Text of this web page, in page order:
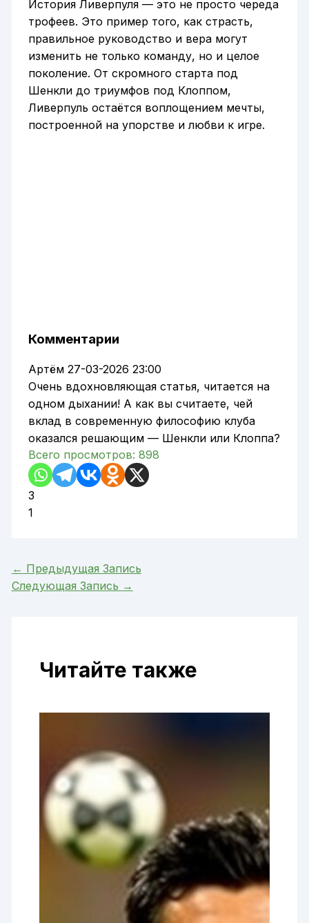
История Ливерпуля — это не просто череда
трофеев. Это пример того, как страсть,
правильное руководство и вера могут
изменить не только команду, но и целое
поколение. От скромного старта под
Шенкли до триумфов под Клоппом,
Ливерпуль остаётся воплощением мечты,
построенной на упорстве и любви к игре.
Комментарии
Артём 27-03-2026 23:00
Очень вдохновляющая статья, читается на
одном дыхании! А как вы считаете, чей
вклад в современную философию клуба
оказался решающим — Шенкли или Клоппа?
Всего просмотров: 898
3
1
← Предыдущая Запись
Следующая Запись →
Читайте также